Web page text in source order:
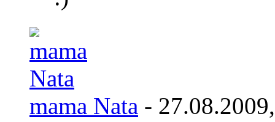
mama Nata -